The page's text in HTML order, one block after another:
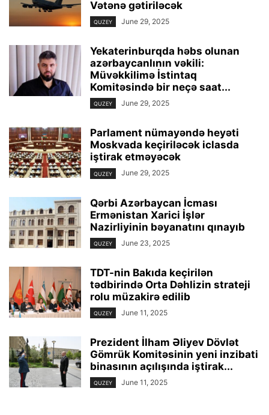
Vətənə gətiriləcək
QUZEY June 29, 2025
Yekaterinburqda həbs olunan
azərbaycanlının vəkili:
Müvəkkilimə İstintaq
Komitəsində bir neçə saat...
QUZEY June 29, 2025
Parlament nümayəndə heyəti
Moskvada keçiriləcək iclasda
iştirak etməyəcək
QUZEY June 29, 2025
Qərbi Azərbaycan İcması
Ermənistan Xarici İşlər
Nazirliyinin bəyanatını qınayıb
QUZEY June 23, 2025
TDT-nin Bakıda keçirilən
tədbirində Orta Dəhlizin strateji
rolu müzakirə edilib
QUZEY June 11, 2025
Prezident İlham Əliyev Dövlət
Gömrük Komitəsinin yeni inzibati
binasının açılışında iştirak...
QUZEY June 11, 2025